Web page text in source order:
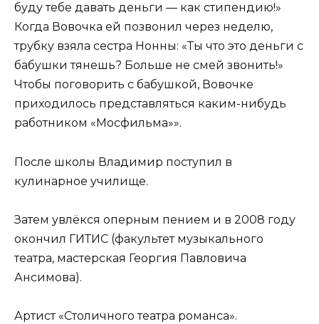
буду тебе давать деньги — как стипендию!»
Когда Вовочка ей позвонил через неделю,
трубку взяла сестра Нонны: «Ты что это деньги с
бабушки тянешь? Больше не смей звонить!»
Чтобы поговорить с бабушкой, Вовочке
приходилось представляться каким-нибудь
работником «Мосфильма»».
После школы Владимир поступил в
кулинарное училище.
Затем увлёкся оперным пением и в 2008 году
окончил ГИТИС (факультет музыкального
театра, мастерская Георгия Павловича
Ансимова).
Артист «Столичного театра романса».